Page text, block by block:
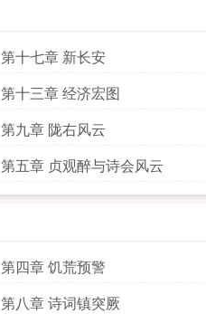
第十七章 新长安
第十三章 经济宏图
第九章 陇右风云
第五章 贞观醉与诗会风云
第四章 饥荒预警
第八章 诗词镇突厥